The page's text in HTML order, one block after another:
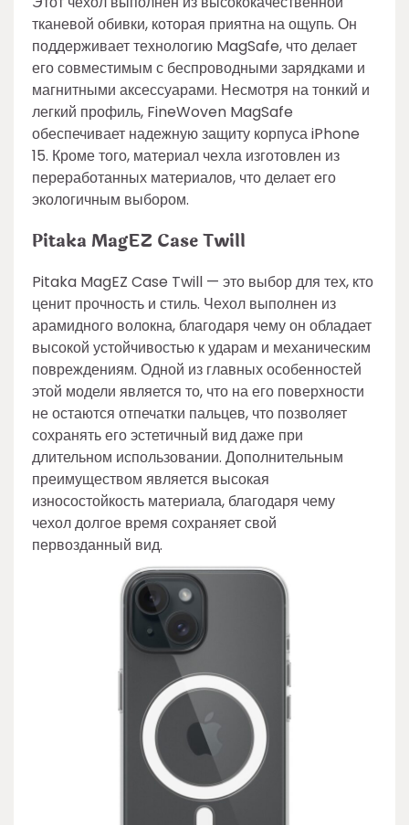
тканевой обивки, которая приятна на ощупь. Он
поддерживает технологию MagSafe, что делает
его совместимым с беспроводными зарядками и
магнитными аксессуарами. Несмотря на тонкий и
легкий профиль, FineWoven MagSafe
обеспечивает надежную защиту корпуса iPhone
15. Кроме того, материал чехла изготовлен из
переработанных материалов, что делает его
экологичным выбором.
Pitaka MagEZ Case Twill
Pitaka MagEZ Case Twill — это выбор для тех, кто
ценит прочность и стиль. Чехол выполнен из
арамидного волокна, благодаря чему он обладает
высокой устойчивостью к ударам и механическим
повреждениям. Одной из главных особенностей
этой модели является то, что на его поверхности
не остаются отпечатки пальцев, что позволяет
сохранять его эстетичный вид даже при
длительном использовании. Дополнительным
преимуществом является высокая
износостойкость материала, благодаря чему
чехол долгое время сохраняет свой
первозданный вид.